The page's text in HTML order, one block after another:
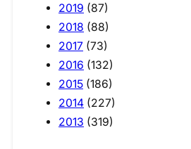
2019 (87)
2018 (88)
2017 (73)
2016 (132)
2015 (186)
2014 (227)
2013 (319)